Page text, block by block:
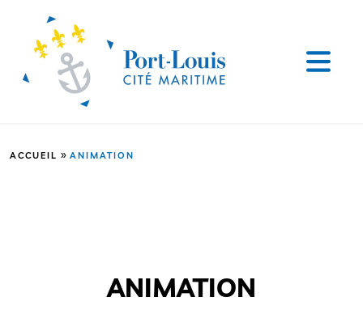
ACCUEIL » ANIMATION
ANIMATION